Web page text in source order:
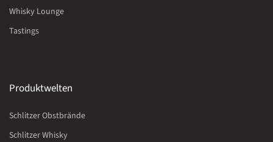
Whisky Lounge
Tastings
Produktwelten
Schlitzer Obstbrände
Schlitzer Whisky